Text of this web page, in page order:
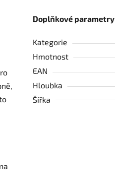
Doplňkové parametry
Kategorie
Hmotnost
EAN
Hloubka
Šířka